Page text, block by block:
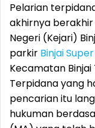
Pelarian
akhirnya
Negeri (Kejari)
parkir Binjai
Kecamatan
Terpidana yang
pencarian itu
hukuman